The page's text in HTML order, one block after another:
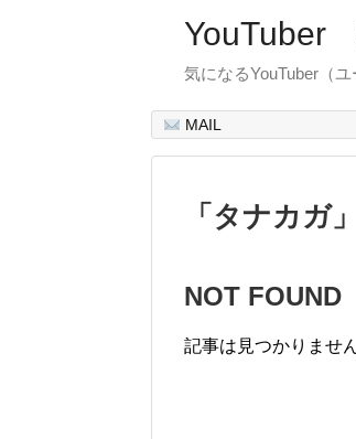
YouTuber
気になるYouTuber（
MAIL
「 タナカガ」
NOT FOUND
記事は見つかりませ